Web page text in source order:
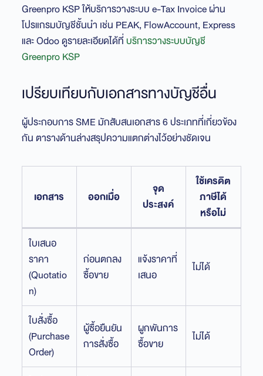
Greenpro KSP ให้บริการวางระบบ e-Tax Invoice ผ่าน
โปรแกรมบัญชีชั้นนำ เช่น PEAK, FlowAccount, Express
และ Odoo ดูรายละเอียดได้ที่ บริการวางระบบบัญชี
Greenpro KSP
เปรียบเทียบกับเอกสารทางบัญชีอื่น
ผู้ประกอบการ SME มักสับสนเอกสาร 6 ประเภทที่เกี่ยวข้อง
กัน ตารางด้านล่างสรุปความแตกต่างไว้อย่างชัดเจน
เอกสาร ออกเมื่อ
จุด
ประสงค์
ใช้เครดิต
ภาษีได้
หรือไม่
ใบเสนอ
ราคา
(Quotatio
n)
ก่อนตกลง
ซื้อขาย
แจ้งราคาที่
เสนอ
ไม่ได้
ใบสั่งซื้อ
(Purchase
Order)
ผู้ซื้อยืนยัน
การสั่งซื้อ
ผูกพันการ
ซื้อขาย
ไม่ได้